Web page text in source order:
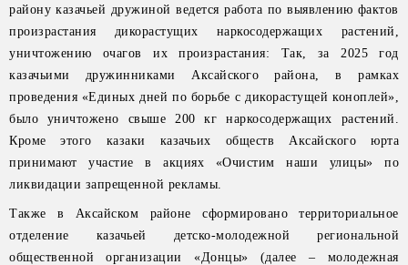
району казачьей дружиной ведется работа по выявлению фактов
произрастания дикорастущих наркосодержащих растений,
уничтожению очагов их произрастания: Так, за 2025 год
казачьими дружинниками Аксайского района, в рамках
проведения «Единых дней по борьбе с дикорастущей коноплей»,
было уничтожено свыше 200 кг наркосодержащих растений.
Кроме этого казаки казачьих обществ Аксайского юрта
принимают участие в акциях «Очистим наши улицы» по
ликвидации запрещенной рекламы.
Также в Аксайском районе сформировано территориальное
отделение казачьей детско-молодежной региональной
общественной организации «Донцы» (далее – молодежная